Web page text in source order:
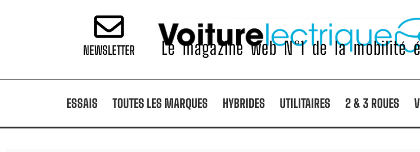
NEWSLETTER Le magazine web N°1 de la mobilité
ESSAIS TOUTES LES MARQUES HYBRIDES UTILITAIRES 2 & 3 ROUES